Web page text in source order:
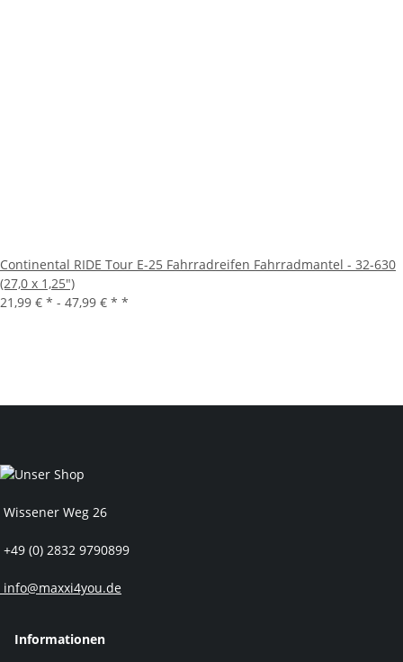
Continental RIDE Tour E-25 Fahrradreifen Fahrradmantel - 32-630
(27,0 x 1,25")
21,99 € * - 47,99 € * *
Wissener Weg 26
+49 (0) 2832 9790899
info@maxxi4you.de
Informationen